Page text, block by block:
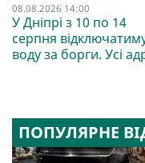
08.08.2026 14:00
У Дніпрі з 10 по 14
серпня
воду за борги. Усі
ПОПУЛЯРНЕ